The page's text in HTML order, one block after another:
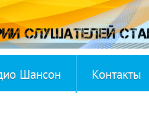
Шансон Контакты